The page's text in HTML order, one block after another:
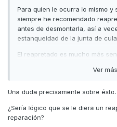
Para quien le ocurra lo mismo y
siempre he recomendado
antes de desmontarla, así a
estanqueidad de la junta de
El reapretado es mucho más
sin sentido común) se lleva a
El reapretado de culata, yo lo
"pegados" del tiempo que
torque real aplicado, yo los
Ver más
Una duda precisamente sobre ésto.
¿Sería lógico que se le diera un
reparación?